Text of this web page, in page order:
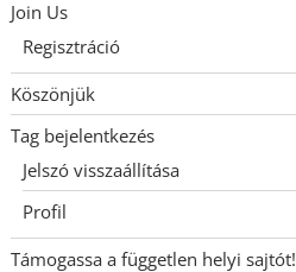
Join Us
Regisztráció
Köszönjük
Tag bejelentkezés
Jelszó visszaállítása
Profil
Támogassa a független helyi sajtót!